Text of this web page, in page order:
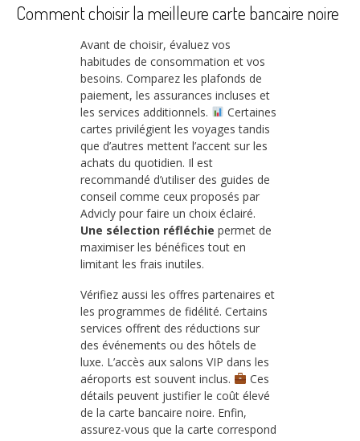
Comment choisir la meilleure carte bancaire noire
Avant de choisir, évaluez vos
habitudes de consommation et vos
besoins. Comparez les plafonds de
paiement, les assurances incluses et
les services additionnels.
Certaines
cartes privilégient les voyages tandis
que d’autres mettent l’accent sur les
achats du quotidien. Il est
recommandé d’utiliser des guides de
conseil comme ceux proposés par
Advicly pour faire un choix éclairé.
Une sélection réfléchie permet de
maximiser les bénéfices tout en
limitant les frais inutiles.
Vérifiez aussi les offres partenaires et
les programmes de fidélité. Certains
services offrent des réductions sur
des événements ou des hôtels de
luxe. L’accès aux salons VIP dans les
aéroports est souvent inclus.
Ces
détails peuvent justifier le coût élevé
de la carte bancaire noire. Enfin,
assurez-vous que la carte correspond